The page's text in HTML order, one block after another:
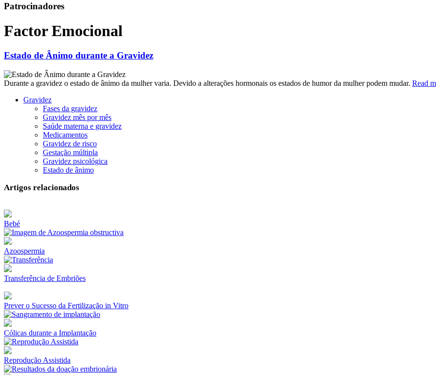
Patrocinadores
Factor Emocional
Estado de Ânimo durante a Gravidez
Durante a gravidez o estado de ânimo da mulher varia. Devido a alterações hormonais os estados de humor da mulher podem mudar. Read
Gravidez
Fases da gravidez
Gravidez mês por mês
Saúde materna e gravidez
Medicamentos
Gravidez de risco
Gestação múltipla
Gravidez psicológica
Estado de ânimo
Artigos relacionados
Bebé
Azoospermia
Transferência de Embriões
Prever o Sucesso da Fertilização in Vitro
Cólicas durante a Implantação
Reprodução Assistida